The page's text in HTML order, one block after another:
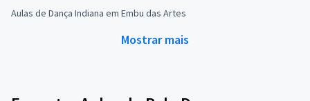
Aulas de Dança Indiana em Embu das Artes
Mostrar mais